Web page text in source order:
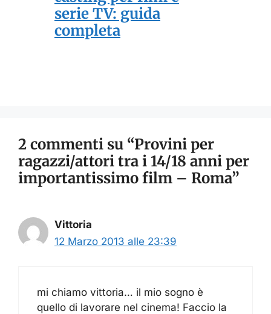
serie TV: guida
completa
2 commenti su “Provini per
ragazzi/attori tra i 14/18 anni per
importantissimo film – Roma”
Vittoria
12 Marzo 2013 alle 23:39
mi chiamo vittoria… il mio sogno è
quello di lavorare nel cinema! Faccio la